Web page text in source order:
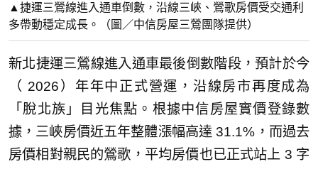
▲捷運三鶯線進入通車倒數，沿線三峽、鶯歌房價受交通利
多帶動穩定成長。（圖／中信房屋三鶯團隊提供）
新北捷運三鶯線進入通車最後倒數階段，預計於今
（ 2026）年年中正式營運，沿線房市再度成為
「脫北族」目光焦點。根據中信房屋實價登錄數
據，三峽房價近五年整體漲幅高達 31.1%，而過去
房價相對親民的鶯歌，平均房價也已正式站上 3 字